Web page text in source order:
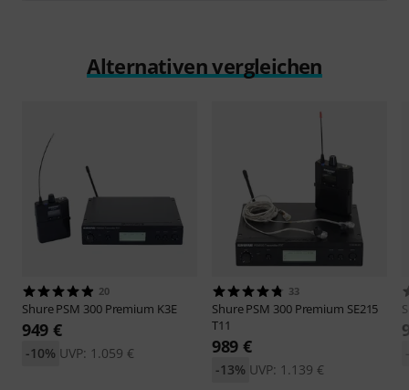
Alternativen vergleichen
20
ShurePSM 300 Premium K3E
949 €
UVP: 1.059 €
-10%
33
ShurePSM 300 Premium SE215
T11
989 €
UVP: 1.139 €
-13%